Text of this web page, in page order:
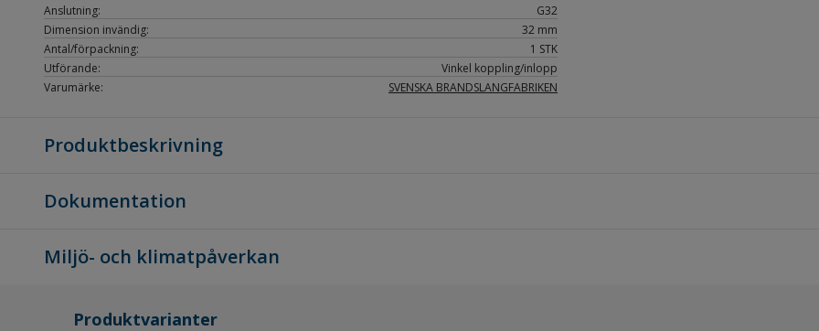
Anslutning:
G32
Dimension invändig:
32 mm
Antal/förpackning:
1 STK
Utförande:
Vinkel koppling/inlopp
Varumärke:
SVENSKA BRANDSLANGFABRIKEN
Produktbeskrivning
Dokumentation
Miljö- och klimatpåverkan
Produktvarianter